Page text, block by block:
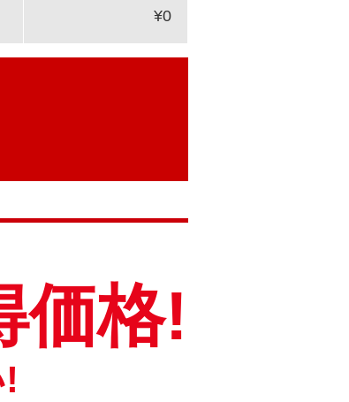
¥0
価格!